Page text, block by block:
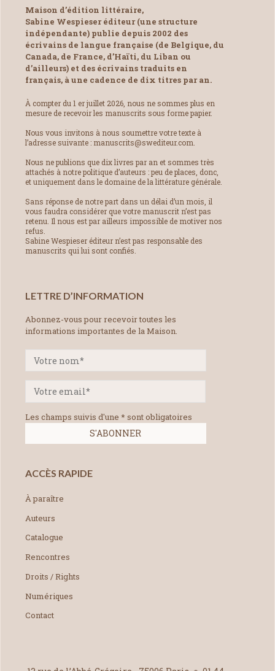
Maison d’édition littéraire,
Sabine Wespieser éditeur (une structure
indépendante) publie depuis 2002 des
écrivains de langue française (de Belgique, du
Canada, de France, d’Haïti, du Liban ou
d’ailleurs) et des écrivains traduits en
français, à une cadence de dix titres par an.
À compter du 1 er juillet 2026, nous ne sommes plus en
mesure de recevoir les manuscrits sous forme papier.
Nous vous invitons à nous soumettre votre texte à
l’adresse suivante : manuscrits@swediteur.com.
Nous ne publions que dix livres par an et sommes très
attachés à notre politique d’auteurs : peu de places, donc,
et uniquement dans le domaine de la littérature générale.
Sans réponse de notre part dans un délai d’un mois, il
vous faudra considérer que votre manuscrit n’est pas
retenu. Il nous est par ailleurs impossible de motiver nos
refus.
Sabine Wespieser éditeur n’est pas responsable des
manuscrits qui lui sont confiés.
LETTRE D’INFORMATION
Abonnez-vous pour recevoir toutes les
informations importantes de la Maison.
Les champs suivis d'une * sont obligatoires
ACCÈS RAPIDE
À paraître
Auteurs
Catalogue
Rencontres
Droits / Rights
Numériques
Contact